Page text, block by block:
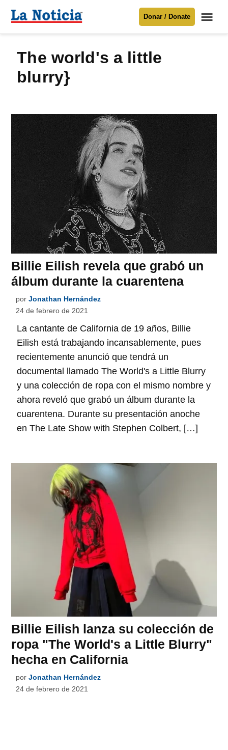
Para mantenerte informado necesitamos
contenido
Noticia
Donar / Donate
the world's a little
blurry}
Billie Eilish revela que grabó un
álbum durante la cuarentena
por Jonathan Hernández
24 de febrero de 2021
La cantante de California de 19 años, Billie
Eilish está trabajando incansablemente, pues
recientemente anunció que tendrá un
documental llamado The World's a Little Blurry
y una colección de ropa con el mismo nombre y
ahora reveló que grabó un álbum durante la
cuarentena. Durante su presentación anoche
en The Late Show with Stephen Colbert, […]
Billie Eilish lanza su colección de
ropa "The World's a Little Blurry"
hecha en California
por Jonathan Hernández
24 de febrero de 2021